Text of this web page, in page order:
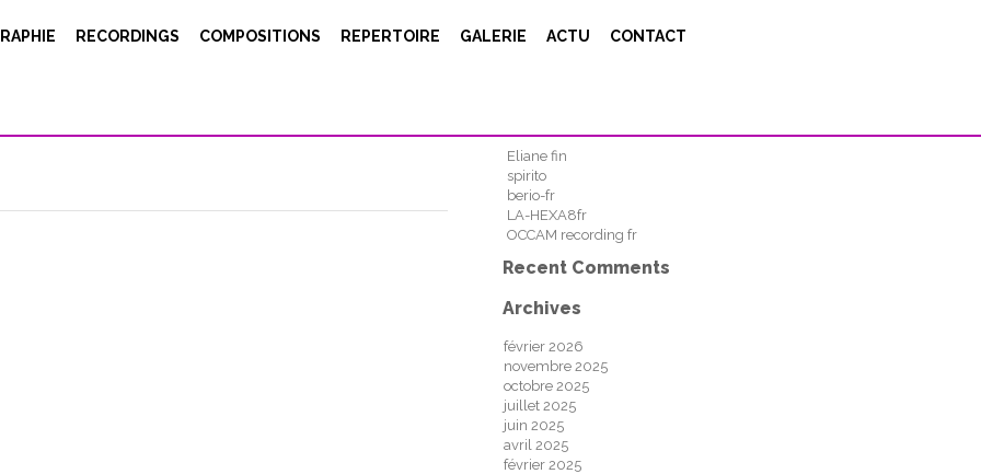
RECORDINGS COMPOSITIONS REPERTOIRE GALERIE ACTU CONTACT
ensemble KLANG dans le cadre d'une rétrospective en
Search
Eliane fin
spirito
berio-fr
LA-HEXA8fr
OCCAM recording fr
Recent Comments
Archives
février 2026
novembre 2025
octobre 2025
juillet 2025
juin 2025
avril 2025
février 2025